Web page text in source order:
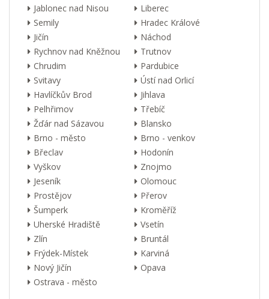
Jablonec nad Nisou
Liberec
Semily
Hradec Králové
Jičín
Náchod
Rychnov nad Kněžnou
Trutnov
Chrudim
Pardubice
Svitavy
Ústí nad Orlicí
Havlíčkův Brod
Jihlava
Pelhřimov
Třebíč
Žďár nad Sázavou
Blansko
Brno - město
Brno - venkov
Břeclav
Hodonín
Vyškov
Znojmo
Jeseník
Olomouc
Prostějov
Přerov
Šumperk
Kroměříž
Uherské Hradiště
Vsetín
Zlín
Bruntál
Frýdek-Místek
Karviná
Nový Jičín
Opava
Ostrava - město